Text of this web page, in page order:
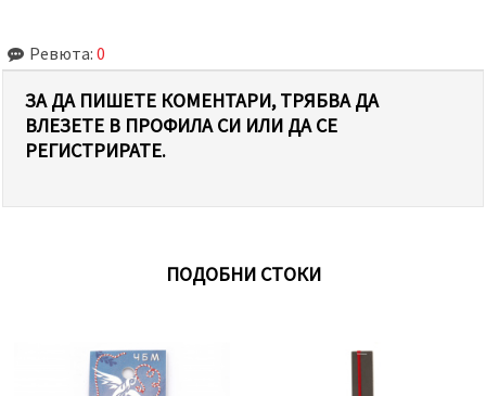
Ревюта: 0
ЗА ДА ПИШЕТЕ КОМЕНТАРИ, ТРЯБВА ДА
ВЛЕЗЕТЕ В ПРОФИЛА СИ ИЛИ ДА СЕ
РЕГИСТРИРАТЕ.
ПОДОБНИ СТОКИ